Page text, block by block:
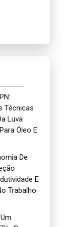
Técnicas
Luva
Óleo E
De
E
Trabalho